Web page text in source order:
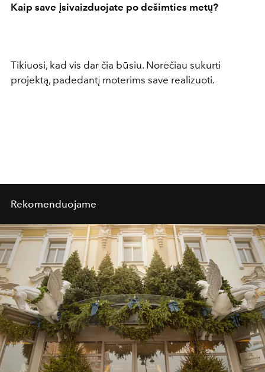
Kaip save įsivaizduojate po dešimties metų?
Tikiuosi, kad vis dar čia būsiu. Norėčiau sukurti
projektą, padedantį moterims save realizuoti.
Rekomenduojame